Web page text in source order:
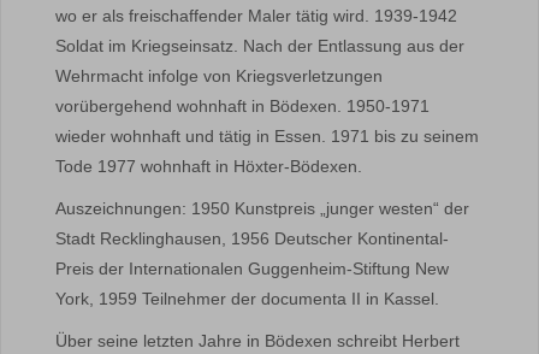
wo er als freischaffender Maler tätig wird. 1939-1942
Soldat im Kriegseinsatz. Nach der Entlassung aus der
Wehrmacht infolge von Kriegsverletzungen
vorübergehend wohnhaft in Bödexen. 1950-1971
wieder wohnhaft und tätig in Essen. 1971 bis zu seinem
Tode 1977 wohnhaft in Höxter-Bödexen.
Auszeichnungen: 1950 Kunstpreis „junger westen“ der
Stadt Recklinghausen, 1956 Deutscher Kontinental-
Preis der Internationalen Guggenheim-Stiftung New
York, 1959 Teilnehmer der documenta II in Kassel.
Über seine letzten Jahre in Bödexen schreibt Herbert